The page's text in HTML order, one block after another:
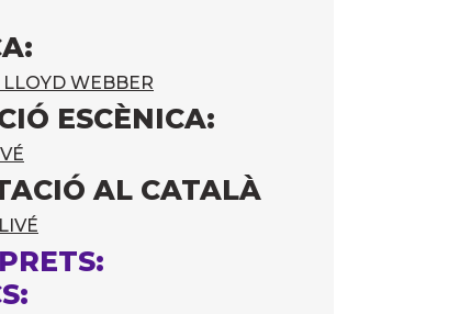
WEBBER
ESCÈNICA:
AL CATALÀ